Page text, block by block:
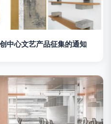
中心文艺产品征集的通知